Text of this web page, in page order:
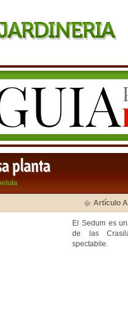
planta
Artículo
El Sedum es
de las
spectabile.